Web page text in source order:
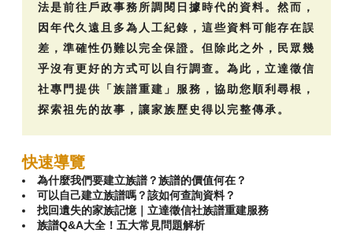
法是前往戶政事務所調閱日據時代的資料。然而，
因年代久遠且多為人工紀錄，這些資料可能存在誤
差，準確性仍難以完全保證。但除此之外，民眾幾
乎沒有更好的方式可以自行調查。為此，立達徵信
社專門提供「族譜重建」服務，協助您順利尋根，
探索祖先的故事，讓家族歷史得以完整傳承。
快速導覽
為什麼我們要建立族譜？族譜的價值何在？
可以自己建立族譜嗎？該如何查詢資料？
找回遺失的家族記憶｜立達徵信社族譜重建服務
族譜Q&A大全！五大常見問題解析